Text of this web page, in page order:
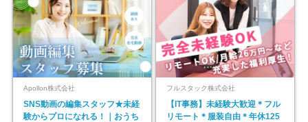
Apollon株式会社
SNS動画の編集スタッフ★未経
験からプロになれる！｜おうち
フルスタック株式会社
【IT事務】未経験大歓迎＊フル
リモート＊服装自由＊年休125